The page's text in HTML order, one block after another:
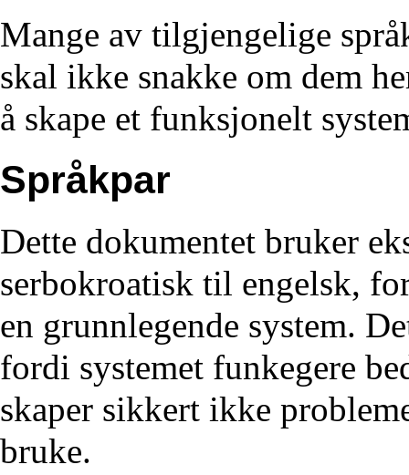
Mange av tilgjengelige
skal ikke snakke om dem
å skape et funksjonelt
Språkpar
Dette dokumentet bruker
serbokroatisk til engelsk,
en grunnlegende system.
fordi systemet funkegere
skaper sikkert ikke
bruke.